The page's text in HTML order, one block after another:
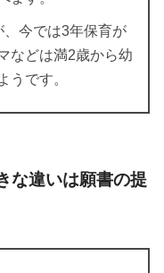
今では3年保育が
などは満2歳から幼
うです。
な違いは願書の提